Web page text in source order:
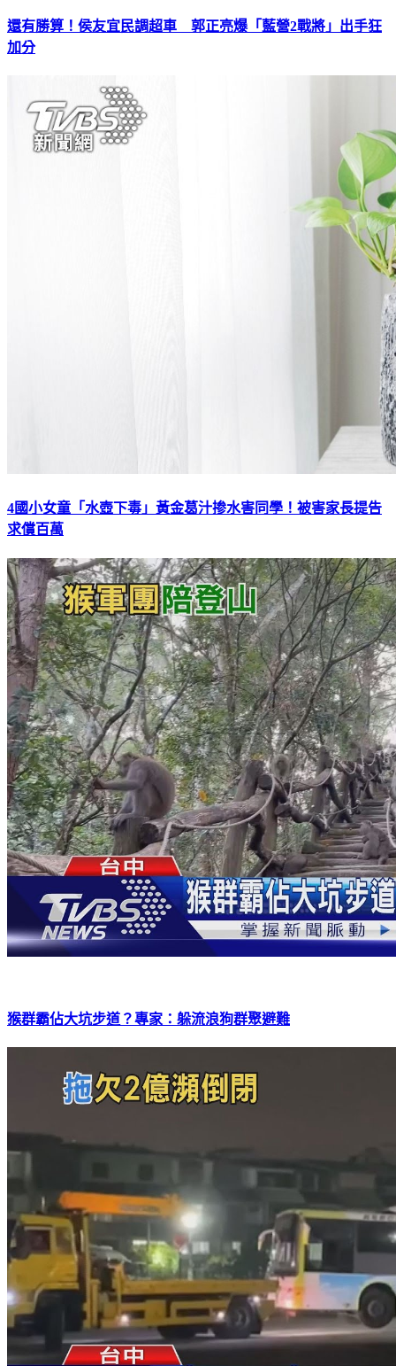
還有勝算！侯友宜民調超車 郭正亮爆「藍營2戰將」出手狂
加分
4國小女童「水壺下毒」黃金葛汁掺水害同學！被害家長提告
求償百萬
猴群霸佔大坑步道？專家：躲流浪狗群聚避難